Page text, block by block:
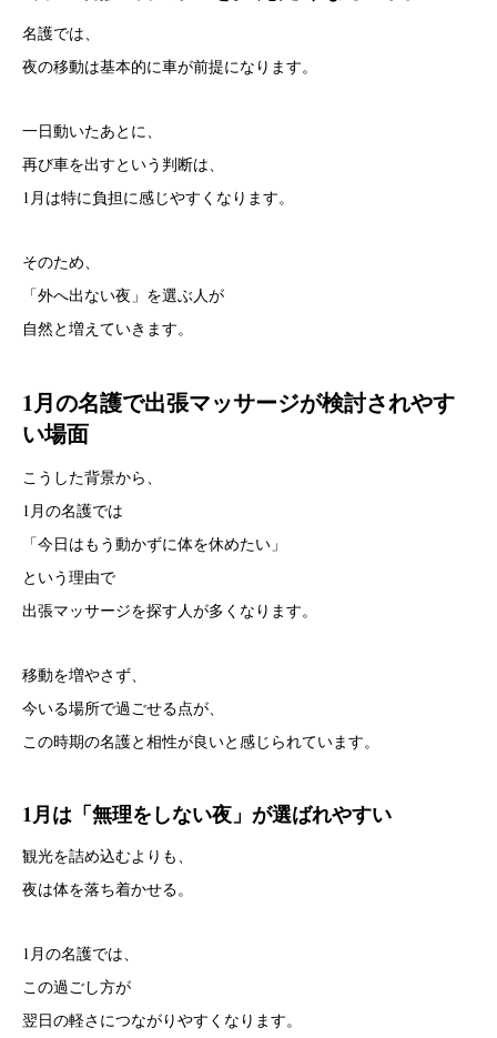
名護では、
夜の移動は基本的に車が前提になります。
一日動いたあとに、
再び車を出すという判断は、
1月は特に負担に感じやすくなります。
そのため、
「外へ出ない夜」を選ぶ人が
自然と増えていきます。
1月の名護で出張マッサージが検討されやす
い場面
こうした背景から、
1月の名護では
「今日はもう動かずに体を休めたい」
という理由で
出張マッサージを探す人が多くなります。
移動を増やさず、
今いる場所で過ごせる点が、
この時期の名護と相性が良いと感じられています。
1月は「無理をしない夜」が選ばれやすい
観光を詰め込むよりも、
夜は体を落ち着かせる。
1月の名護では、
この過ごし方が
翌日の軽さにつながりやすくなります。